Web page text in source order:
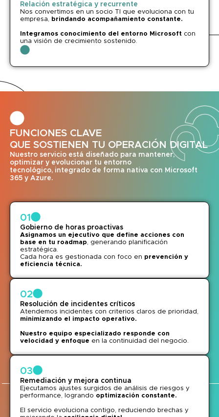
Relación estratégica y recurrente
Nos convertimos en un socio TI que evoluciona con tu
empresa, brindando acompañamiento constante.
Integramos conocimiento del entorno Microsoft con
una visión de crecimiento sostenido.
FUNCIONES CLAVE
QUE SOSTIENEN TU OPERACIÓN DIGITAL
Nuestro servicio está diseñado para mantener,
optimizar y evolucionar tu entorno
tecnológico, integrado de forma nativa con Microsoft
365 y Azure.
01
Gobierno de horas proactivas
Asignamos un ejecutivo que define acciones con
base en tu roadmap, generando planificación
estratégica.
Cada hora es gestionada con foco en prevención y
eficiencia técnica.
02
Resolución de incidentes críticos
Atendemos incidentes con criterios claros de prioridad,
minimizando el impacto operativo.
Nuestro equipo especializado responde con
velocidad y enfoque en la continuidad del negocio.
03
Remediación y mejora continua
Ejecutamos ajustes surgidos de análisis de riesgos y
performance, logrando optimización constante.
El servicio evoluciona contigo, reduciendo brechas y